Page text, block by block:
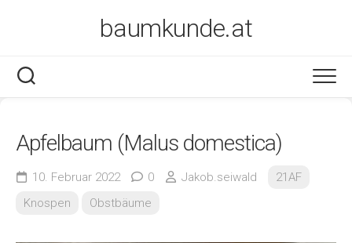
baumkunde.at
Apfelbaum (Malus domestica)
10. Februar 2022 0 Jakob.seiwald
21AF
Knospen
Obstbäume